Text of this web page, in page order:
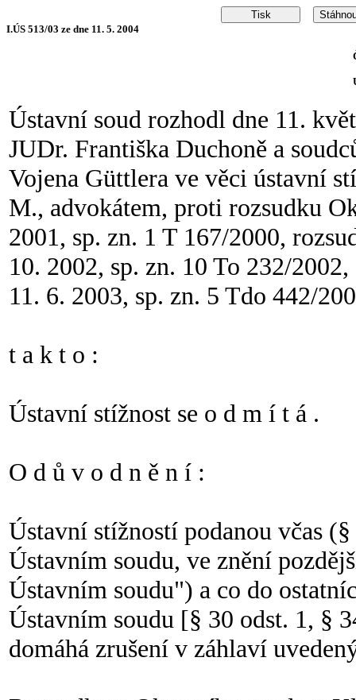
I.ÚS 513/03 ze dne 11. 5. 2004
Ústavní soud rozhodl dne 11.
JUDr. Františka Duchoně a
Vojena Güttlera ve věci ústavní
M., advokátem, proti rozsudku
2001, sp. zn. 1 T 167/2000,
10. 2002, sp. zn. 10 To 232/
11. 6. 2003, sp. zn. 5 Tdo 442/
t a k t o :
Ústavní stížnost se o d m í t á .
O d ů v o d n ě n í :
Ústavní stížností podanou včas
Ústavním soudu, ve znění
Ústavním soudu") a co do
Ústavním soudu [§ 30 odst. 1, §
domáhá zrušení v záhlaví